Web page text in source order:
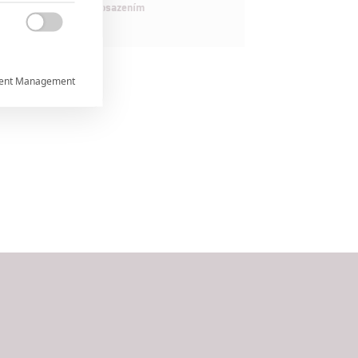
maximálně nabitým obsazením

chyb,
Management